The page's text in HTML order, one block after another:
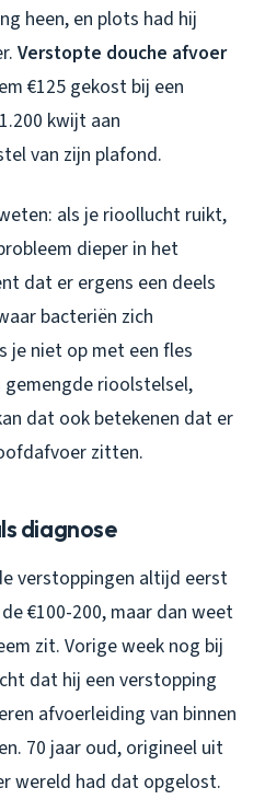
heen, en plots had hij
Verstopte douche afvoer
€125 gekost bij een
kwijt aan
van zijn plafond.
als je rioollucht ruikt,
dieper in het
dat er ergens een deels
bacteriën zich
je niet op met een fles
gemengde rioolstelsel,
dat ook betekenen dat er
zitten.
diagnose
verstoppingen altijd eerst
€100-200, maar dan weet
zit. Vorige week nog bij
dat hij een verstopping
afvoerleiding van binnen
70 jaar oud, origineel uit
wereld had dat opgelost.